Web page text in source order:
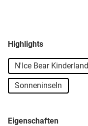
Highlights
N'Ice Bear Kinderland
Sonneninseln
Eigenschaften